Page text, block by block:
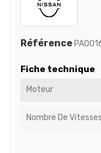
Référence
Fiche technique
Moteur
Nombre De Vitesses